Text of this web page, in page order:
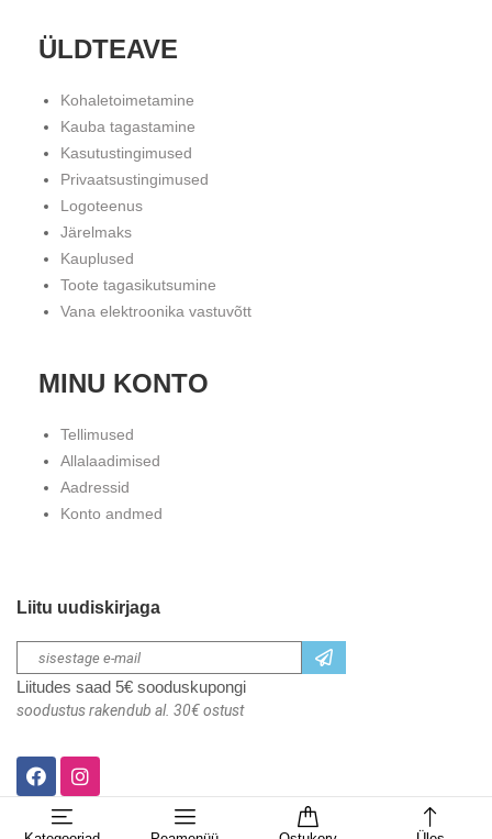
ÜLDTEAVE
Kohaletoimetamine
Kauba tagastamine
Kasutustingimused
Privaatsustingimused
Logoteenus
Järelmaks
Kauplused
Toote tagasikutsumine
Vana elektroonika vastuvõtt
MINU KONTO
Tellimused
Allalaadimised
Aadressid
Konto andmed
Liitu uudiskirjaga
Liitudes saad 5€ sooduskupongi
soodustus rakendub al. 30€ ostust